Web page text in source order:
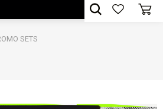
SETS